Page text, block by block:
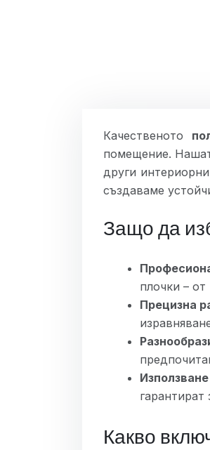
Качественото
помещение.
други
създаваме
Защо да
плочки –
Прецизна
Какво